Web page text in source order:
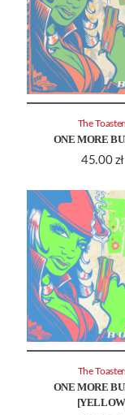
ONE MORE
45.00 zł
The
ONE MORE
The